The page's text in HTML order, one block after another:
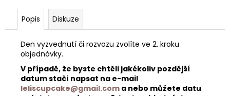
Popis Diskuze
Den vyzvednutí či rozvozu zvolíte ve 2. kroku
objednávky.
V případě, že byste chtěli jakékoliv pozdější
datum stačí napsat na e-mail
leliscupcake@gmail.com a nebo můžete datu